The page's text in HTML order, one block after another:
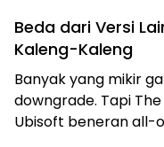
Beda dari Versi
Kaleng-Kaleng
Banyak yang mikir
downgrade. Tapi
Ubisoft beneran all-